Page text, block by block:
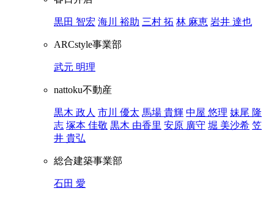
黒田 智宏 海川 裕助 三村 拓 林 麻恵 岩井 達也
ARCstyle事業部
武元 明理
nattoku不動産
黒木 政人 市川 優太 馬場 貴輝 中屋 悠理 妹尾 隆
志 塚本 佳敬 黒木 由香里 安原 廣守 堀 美沙希 笠
井 貴弘
総合建築事業部
石田 愛